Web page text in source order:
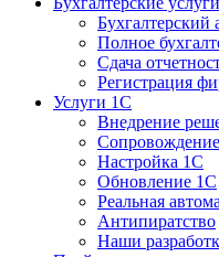
Бухгалтерский
Полное
Сдача
Регистрация
Услуги 1С
Внедрение
Настройка 1С
Обновление 1С
Реальная
Антипиратство
Наши